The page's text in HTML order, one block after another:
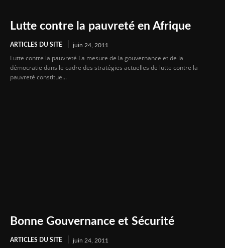
Lutte contre la pauvreté en Afrique
ARTICLES DU SITE juin 24, 2011
Lutte contre la pauvreté La mesure de la gouvernance et de la
démocratie dans le cadre des stratégies actuelles de lutte contre la
pauvreté constitue...
Bonne Gouvernance et Sécurité
ARTICLES DU SITE juin 24, 2011